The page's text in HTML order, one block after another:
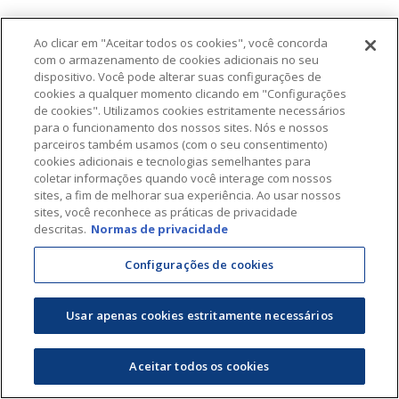
Ao clicar em "Aceitar todos os cookies", você concorda
com o armazenamento de cookies adicionais no seu
dispositivo. Você pode alterar suas configurações de
cookies a qualquer momento clicando em "Configurações
de cookies". Utilizamos cookies estritamente necessários
para o funcionamento dos nossos sites. Nós e nossos
parceiros também usamos (com o seu consentimento)
cookies adicionais e tecnologias semelhantes para
coletar informações quando você interage com nossos
sites, a fim de melhorar sua experiência. Ao usar nossos
sites, você reconhece as práticas de privacidade
descritas. Normas de privacidade
Configurações de cookies
Usar apenas cookies estritamente necessários
Aceitar todos os cookies